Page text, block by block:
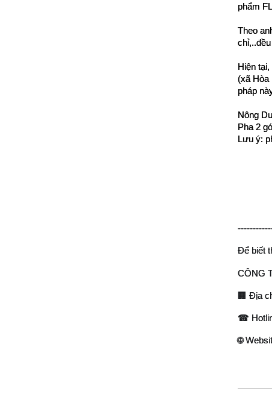
phẩm
Theo
Hiện
(xã Hòa
pháp
Nông
Pha 2
Để biết
CÔNG
🏢 Địa
☎
🌐